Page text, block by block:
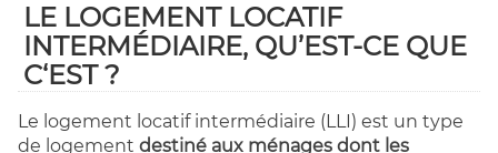
LE LOGEMENT LOCATIF
INTERMÉDIAIRE, QU’EST-CE QUE
C‘EST ?
Le logement locatif intermédiaire (LLI) est un type
de logement destiné aux ménages dont les